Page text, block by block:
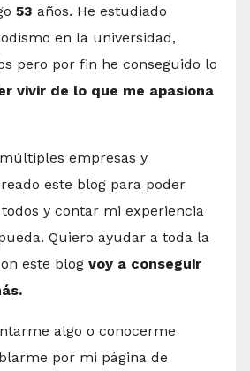
53 años. He estudiado
en la universidad,
pero por fin he conseguido lo
vivir de lo que me apasiona
empresas y
este blog para poder
y contar mi experiencia
Quiero ayudar a toda la
este blog voy a conseguir
algo o conocerme
por mi página de